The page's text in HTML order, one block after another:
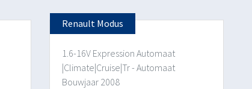
Renault Modus
1.6-16V Expression Automaat
|Climate|Cruise|Tr - Automaat
Bouwjaar 2008